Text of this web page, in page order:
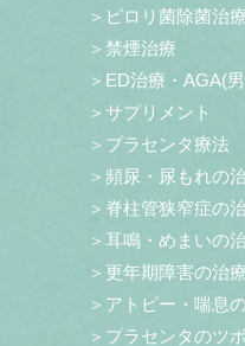
＞ピロリ菌除菌治療
＞禁煙治療
＞ED治療・AGA(
＞サプリメント
＞プラセンタ療法
＞頻尿・尿もれの
＞脊柱管狭窄症の
＞耳鳴・めまいの
＞更年期障害の治療
＞アトピー・喘息
＞プラセンタのツ